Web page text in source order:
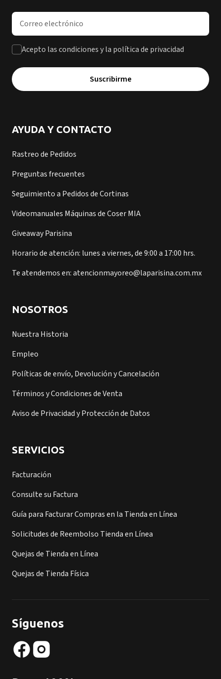
Dirección de correo electrónico
Acepto las condiciones y la política de privacidad
Suscribirme
AYUDA Y CONTACTO
Rastreo de Pedidos
Preguntas frecuentes
Seguimiento a Pedidos de Cortinas
Videomanuales Máquinas de Coser MIA
Giveaway Parisina
Horario de atención: lunes a viernes, de 9:00 a 17:00 hrs.
Te atendemos en: atencionmayoreo@laparisina.com.mx
NOSOTROS
Nuestra Historia
Empleo
Políticas de envío, Devolución y Cancelación
Términos y Condiciones de Venta
Aviso de Privacidad y Protección de Datos
SERVICIOS
Facturación
Consulte su Factura
Guía para Facturar Compras en la Tienda en Línea
Solicitudes de Reembolso Tienda en Línea
Quejas de Tienda en Línea
Quejas de Tienda Física
Síguenos